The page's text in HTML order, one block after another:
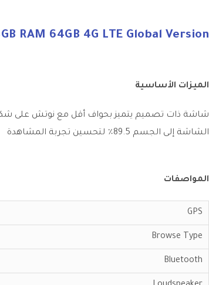
RAM 64GB 4G LTE Global Version
الميزات الأساسية
الشاشة إلى الجسم 89.5٪ لتحسين تجربة المشاهدة
المواصفات
GPS
Browse Type
Bluetooth